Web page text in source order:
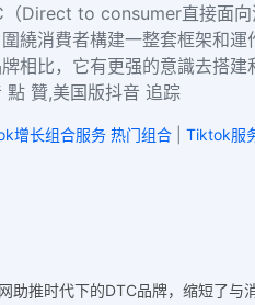
（Direct to consumer直接面向
繞消費者構建一整套框架和
相比，它有更强的意識去搭
點 贊,美国版抖音 追踪
增长组合服务 热门组合 Tiktok服
助推时代下的DTC品牌，缩短了与